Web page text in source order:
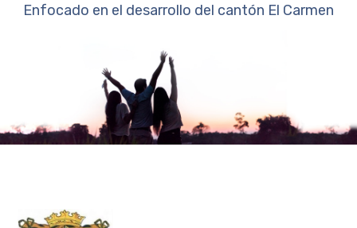
Enfocado en el desarrollo del cantón El Carmen